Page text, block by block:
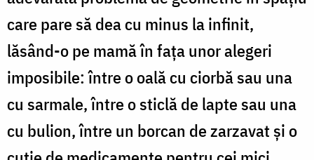
care pare să dea cu minus la infinit,
lăsând-o pe mamă în fața unor alegeri
imposibile: între o oală cu ciorbă sau una
cu sarmale, între o sticlă de lapte sau una
cu bulion, între un borcan de zarzavat și o